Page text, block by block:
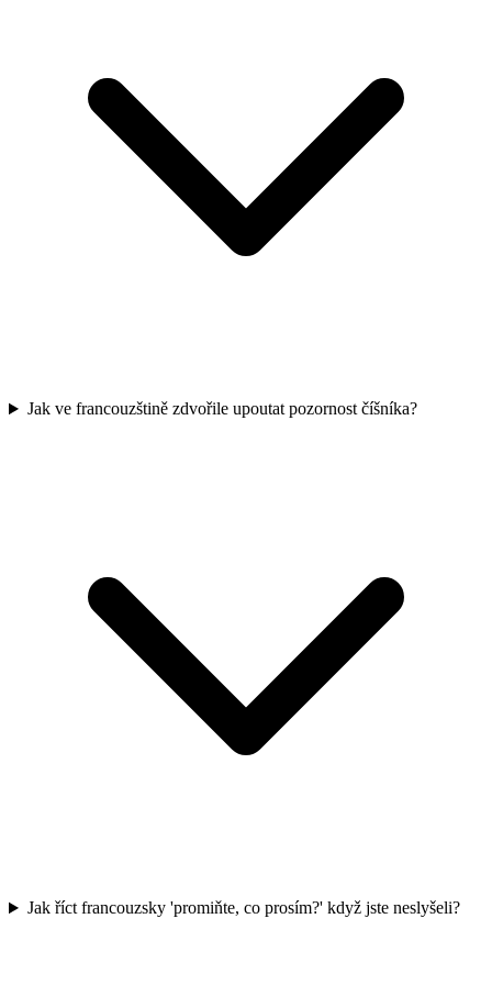
Jak ve francouzštině zdvořile upoutat pozornost číšníka?
Jak říct francouzsky 'promiňte, co prosím?' když jste neslyšeli?